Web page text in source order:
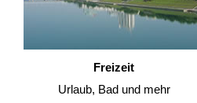
Freizeit
Urlaub, Bad und mehr